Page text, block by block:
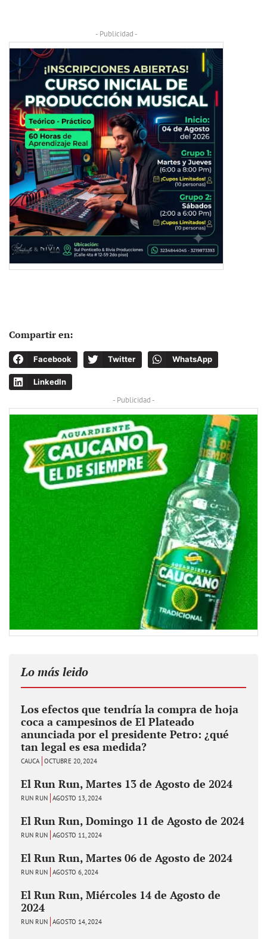
- Publicidad -
Compartir en:
Facebook Twitter WhatsApp
LinkedIn
- Publicidad -
Lo más leido
Los efectos que tendría la compra de hoja
coca a campesinos de El Plateado
anunciada por el presidente Petro: ¿qué
tan legal es esa medida?
CAUCA OCTUBRE 20, 2024
El Run Run, Martes 13 de Agosto de 2024
RUN RUN AGOSTO 13, 2024
El Run Run, Domingo 11 de Agosto de 2024
RUN RUN AGOSTO 11, 2024
El Run Run, Martes 06 de Agosto de 2024
RUN RUN AGOSTO 6, 2024
El Run Run, Miércoles 14 de Agosto de
2024
RUN RUN AGOSTO 14, 2024